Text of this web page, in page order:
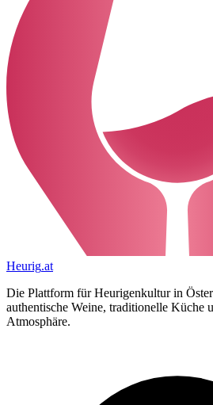
Heurig.at
Die Plattform für Heurigenkultur in
authentische Weine, traditionelle Küche
Atmosphäre.